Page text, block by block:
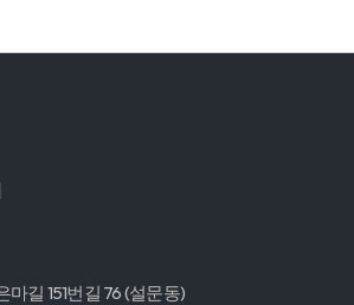
길 151번길 76 (설문동)